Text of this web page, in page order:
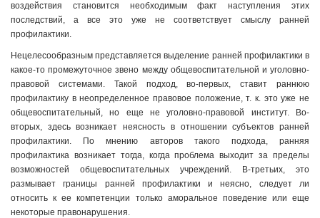
воздействия становится необходимым факт наступления этих
последствий, а все это уже не соответствует смыслу ранней
профилактики.
Нецелесообразным представляется выделение ранней профилактики в
какое-то промежуточное звено между общевоспитательной и уголовно-
правовой системами. Такой подход, во-первых, ставит раннюю
профилактику в неопределенное правовое положение, т. к. это уже не
общевоспитательный, но еще не уголовно-правовой институт. Во-
вторых, здесь возникает неясность в отношении субъектов ранней
профилактики. По мнению авторов такого подхода, ранняя
профилактика возникает тогда, когда проблема выходит за пределы
возможностей общевоспитательных учреждений. В-третьих, это
размывает границы ранней профилактики и неясно, следует ли
относить к ее компетенции только аморальное поведение или еще
некоторые правонарушения.